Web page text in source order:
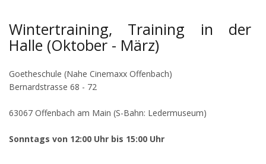
Wintertraining, Training in der
Halle (Oktober - März)
Goetheschule (Nahe Cinemaxx Offenbach)
Bernardstrasse 68 - 72
63067 Offenbach am Main (S-Bahn: Ledermuseum)
Sonntags von 12:00 Uhr bis 15:00 Uhr